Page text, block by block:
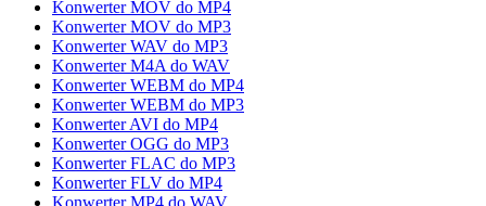
Konwerter MOV do MP4
Konwerter MOV do MP3
Konwerter WAV do MP3
Konwerter M4A do WAV
Konwerter WEBM do MP4
Konwerter WEBM do MP3
Konwerter AVI do MP4
Konwerter OGG do MP3
Konwerter FLAC do MP3
Konwerter FLV do MP4
Konwerter MP4 do WAV